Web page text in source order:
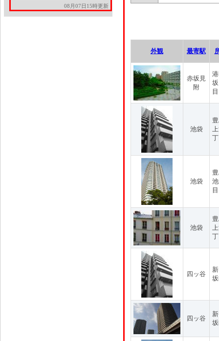
08月07日15時更新
外観 最寄駅
赤坂見
附
目
池袋
池袋
目
池袋
四ッ谷
四ッ谷